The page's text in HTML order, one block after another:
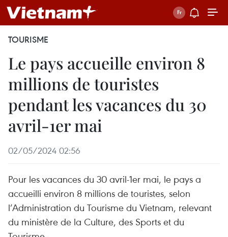
TOURISME
Le pays accueille environ 8
millions de touristes
pendant les vacances du 30
avril-1er mai
02/05/2024 02:56
Pour les vacances du 30 avril-1er mai, le pays a
accueilli environ 8 millions de touristes, selon
l’Administration du Tourisme du Vietnam, relevant
du ministère de la Culture, des Sports et du